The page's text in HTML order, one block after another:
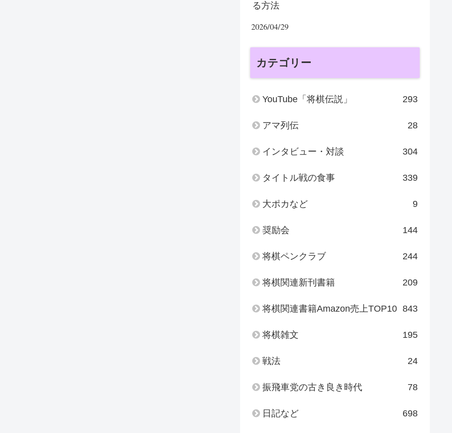
る方法
2026/04/29
カテゴリー
YouTube「将棋伝説」 293
アマ列伝 28
インタビュー・対談 304
タイトル戦の食事 339
大ポカなど 9
奨励会 144
将棋ペンクラブ 244
将棋関連新刊書籍 209
将棋関連書籍Amazon売上TOP10 843
将棋雑文 195
戦法 24
振飛車党の古き良き時代 78
日記など 698